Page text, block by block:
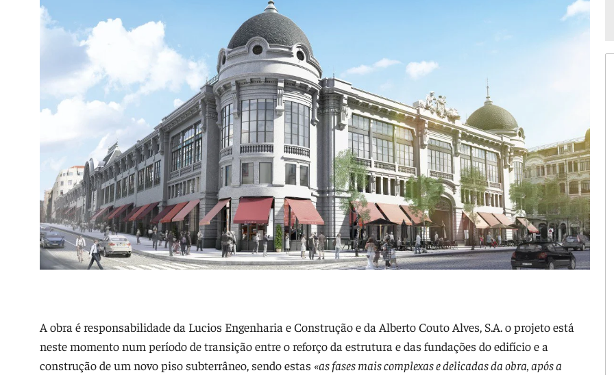
A obra é responsabilidade da Lucios Engenharia e Construção e da Alberto Couto Alves, S.A. o projeto está
neste momento num período de transição entre o reforço da estrutura e das fundações do edifício e a
construção de um novo piso subterrâneo, sendo estas «as fases mais complexas e delicadas da obra, após a